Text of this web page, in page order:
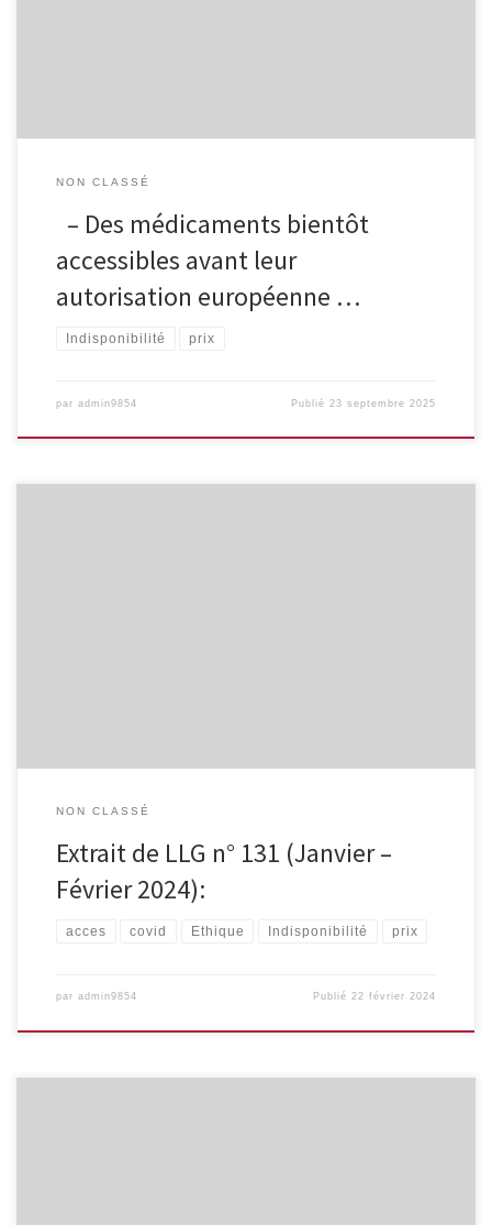
NON CLASSÉ
– Des médicaments bientôt
accessibles avant leur
autorisation européenne …
Indisponibilité prix
par admin9854 Publié 23 septembre 2025
NON CLASSÉ
Extrait de LLG n° 131 (Janvier –
Février 2024):
acces covid Ethique Indisponibilité prix
par admin9854 Publié22 février 2024